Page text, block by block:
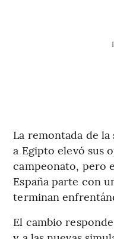
La remontada de
a Egipto elevó sus
campeonato, pero
España parte con
terminan
El cambio